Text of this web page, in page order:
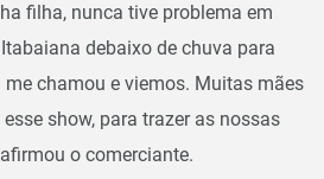
filha, nunca tive problema em
debaixo de chuva para
chamou e viemos. Muitas mães
show, para trazer as nossas
o comerciante.